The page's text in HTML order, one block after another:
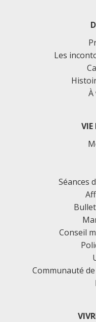
Les
À
Séances
Conseil
Communauté de